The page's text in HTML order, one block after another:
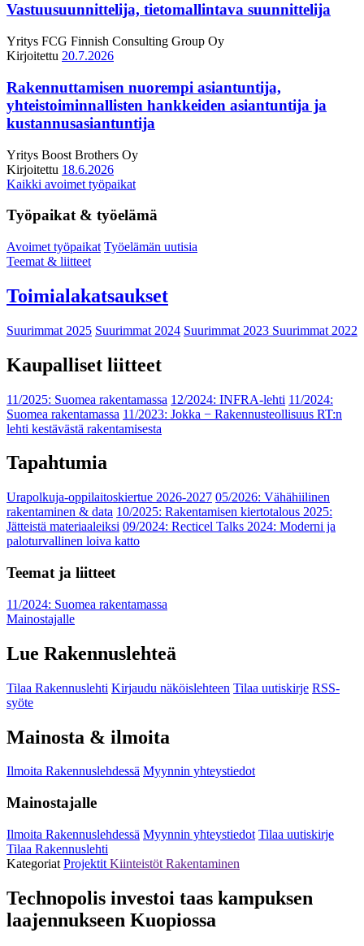
Vastuusuunnittelija, tietomallintava suunnittelija
Yritys FCG Finnish Consulting Group Oy
Kirjoitettu 20.7.2026
Rakennuttamisen nuorempi asiantuntija,
yhteistoiminnallisten hankkeiden asiantuntija ja
kustannusasiantuntija
Yritys Boost Brothers Oy
Kirjoitettu 18.6.2026
Kaikki avoimet työpaikat
Työpaikat & työelämä
Avoimet työpaikat Työelämän uutisia
Teemat & liitteet
Toimialakatsaukset
Suurimmat 2025 Suurimmat 2024 Suurimmat 2023 Suurimmat 2022
Kaupalliset liitteet
11/2025: Suomea rakentamassa 12/2024: INFRA-lehti 11/2024:
Suomea rakentamassa 11/2023: Jokka − Rakennusteollisuus RT:n
lehti kestävästä rakentamisesta
Tapahtumia
Urapolkuja-oppilaitoskiertue 2026-2027 05/2026: Vähähiilinen
rakentaminen & data 10/2025: Rakentamisen kiertotalous 2025:
Jätteistä materiaaleiksi 09/2024: Recticel Talks 2024: Moderni ja
paloturvallinen loiva katto
Teemat ja liitteet
11/2024: Suomea rakentamassa
Mainostajalle
Lue Rakennuslehteä
Tilaa Rakennuslehti Kirjaudu näköislehteen Tilaa uutiskirje RSS-
syöte
Mainosta & ilmoita
Ilmoita Rakennuslehdessä Myynnin yhteystiedot
Mainostajalle
Ilmoita Rakennuslehdessä Myynnin yhteystiedot Tilaa uutiskirje
Tilaa Rakennuslehti
Kategoriat Projektit Kiinteistöt Rakentaminen
Technopolis investoi taas kampuksen
laajennukseen Kuopiossa